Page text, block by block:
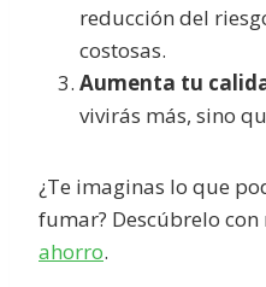
reducción del
costosas.
Aumenta tu
vivirás más, sino
¿Te imaginas lo que
fumar? Descúbrelo con
ahorro.